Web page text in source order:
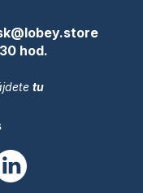
hod.
tu